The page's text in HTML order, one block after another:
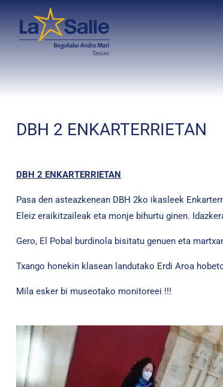
DBH 2 ENKARTERRIETAN
DBH 2 ENKARTERRIETAN
Pasa den asteazkenean DBH 2ko ikasleek
Eleiz eraikitzaileak eta monje bihurtu ginen.
Gero, El Pobal burdinola bisitatu genuen eta
Txango honekin klasean landutako Erdi Aroa
Mila esker bi museotako monitoreei !!!